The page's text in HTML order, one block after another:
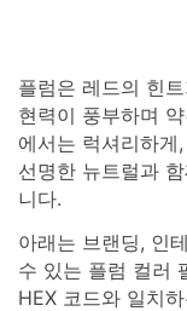
플럼은 레드의 힌
현력이 풍부하며
에서는 럭셔리하게
선명한 뉴트럴과
니다.
아래는 브랜딩, 인
수 있는 플럼 컬러
HEX 코드와 일치